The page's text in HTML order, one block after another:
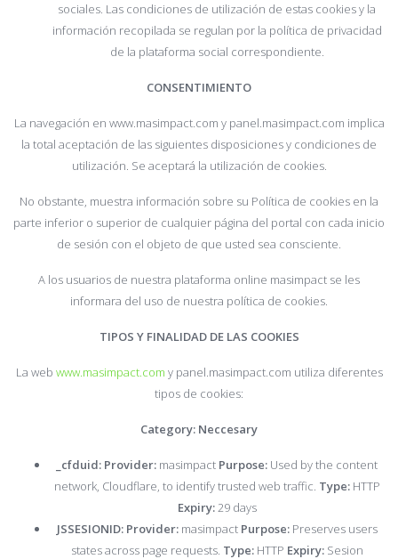
sociales. Las condiciones de utilización de estas cookies y la
información recopilada se regulan por la política de privacidad
de la plataforma social correspondiente.
CONSENTIMIENTO
La navegación en www.masimpact.com y panel.masimpact.com implica
la total aceptación de las siguientes disposiciones y condiciones de
utilización. Se aceptará la utilización de cookies.
No obstante, muestra información sobre su Política de cookies en la
parte inferior o superior de cualquier página del portal con cada inicio
de sesión con el objeto de que usted sea consciente.
A los usuarios de nuestra plataforma online masimpact se les
informara del uso de nuestra política de cookies.
TIPOS Y FINALIDAD DE LAS COOKIES
La web www.masimpact.com y panel.masimpact.com utiliza diferentes
tipos de cookies:
Category: Neccesary
_cfduid: Provider: masimpact Purpose: Used by the content
network, Cloudflare, to identify trusted web traffic. Type: HTTP
Expiry:29 days
JSSESIONID: Provider: masimpact Purpose: Preserves users
states across page requests. Type: HTTP Expiry: Sesion